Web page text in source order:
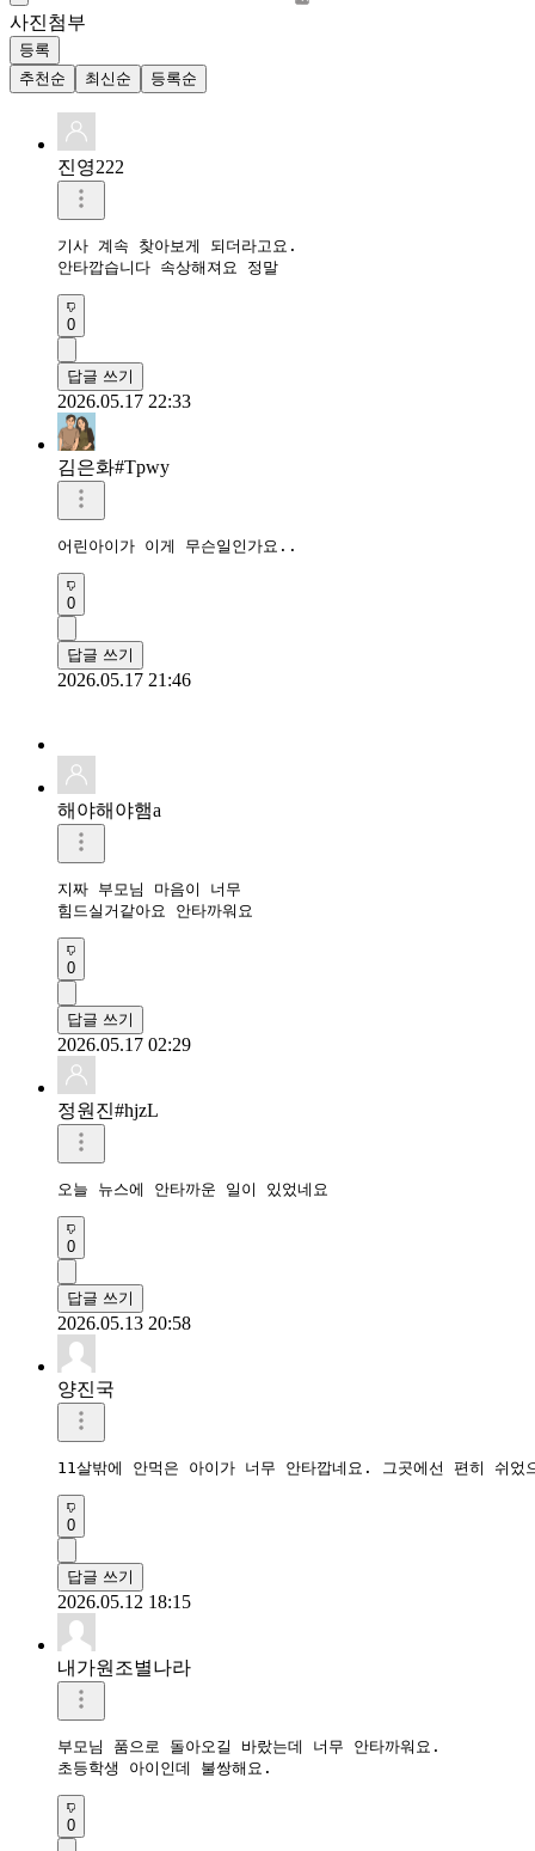
사진첨부
등록
추천순
최신순 등록순
진영222
기사 계속 찾아보게 되더라고요.
안타깝습니다 속상해져요 정말
0
답글 쓰기
2026.05.17 22:33
김은화#Tpwy
어린아이가 이게 무슨일인가요..
0
답글 쓰기
2026.05.17 21:46
해야해야햄a
지짜 부모님 마음이 너무
힘드실거같아요 안타까워요
0
답글 쓰기
2026.05.17 02:29
정원진#hjzL
오늘 뉴스에 안타까운 일이 있었네요
0
답글 쓰기
2026.05.13 20:58
양진국
11살밖에 안먹은 아이가 너무 안타깝네요. 그곳에선 편히 쉬었
0
답글 쓰기
2026.05.12 18:15
내가원조별나라
부모님 품으로 돌아오길 바랐는데 너무 안타까워요.
초등학생 아이인데 불쌍해요.
0